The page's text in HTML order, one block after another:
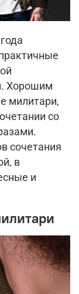
Хорошим
милитари,
со
сочетания
в
и